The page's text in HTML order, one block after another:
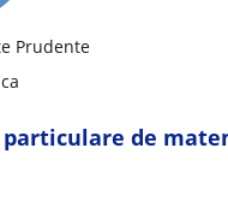
Prudente
particulare de